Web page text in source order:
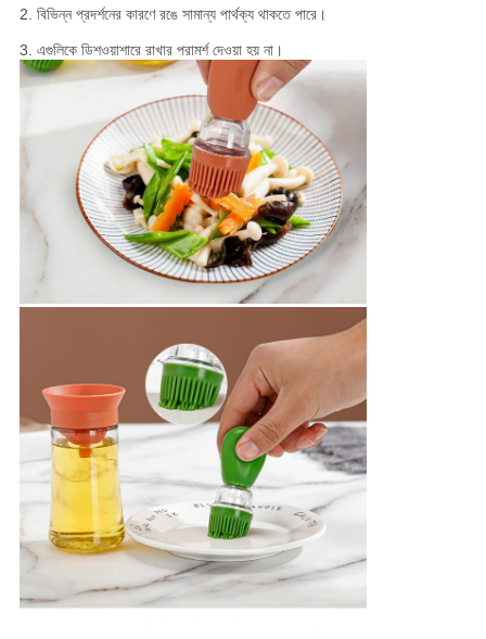
2. বিভিন্ন প্রদর্শনের কারণে রঙে সামান্য পার্থক্য থাকতে পারে।
3. এগুলিকে ডিশওয়াশারে রাখার পরামর্শ দেওয়া হয় না।